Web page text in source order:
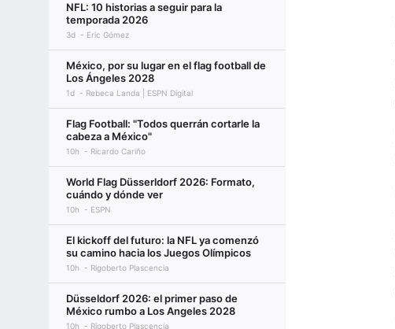
NFL: 10 historias a seguir para la
temporada 2026
3d Eric Gómez
México, por su lugar en el flag football de
Los Ángeles 2028
1d Rebeca Landa | ESPN Digital
Flag Football: "Todos querrán cortarle la
cabeza a México"
10h Ricardo Cariño
World Flag Düsserldorf 2026: Formato,
cuándo y dónde ver
10h ESPN
El kickoff del futuro: la NFL ya comenzó
su camino hacia los Juegos Olímpicos
10h Rigoberto Plascencia
Düsseldorf 2026: el primer paso de
México rumbo a Los Angeles 2028
10h Rigoberto Plascencia